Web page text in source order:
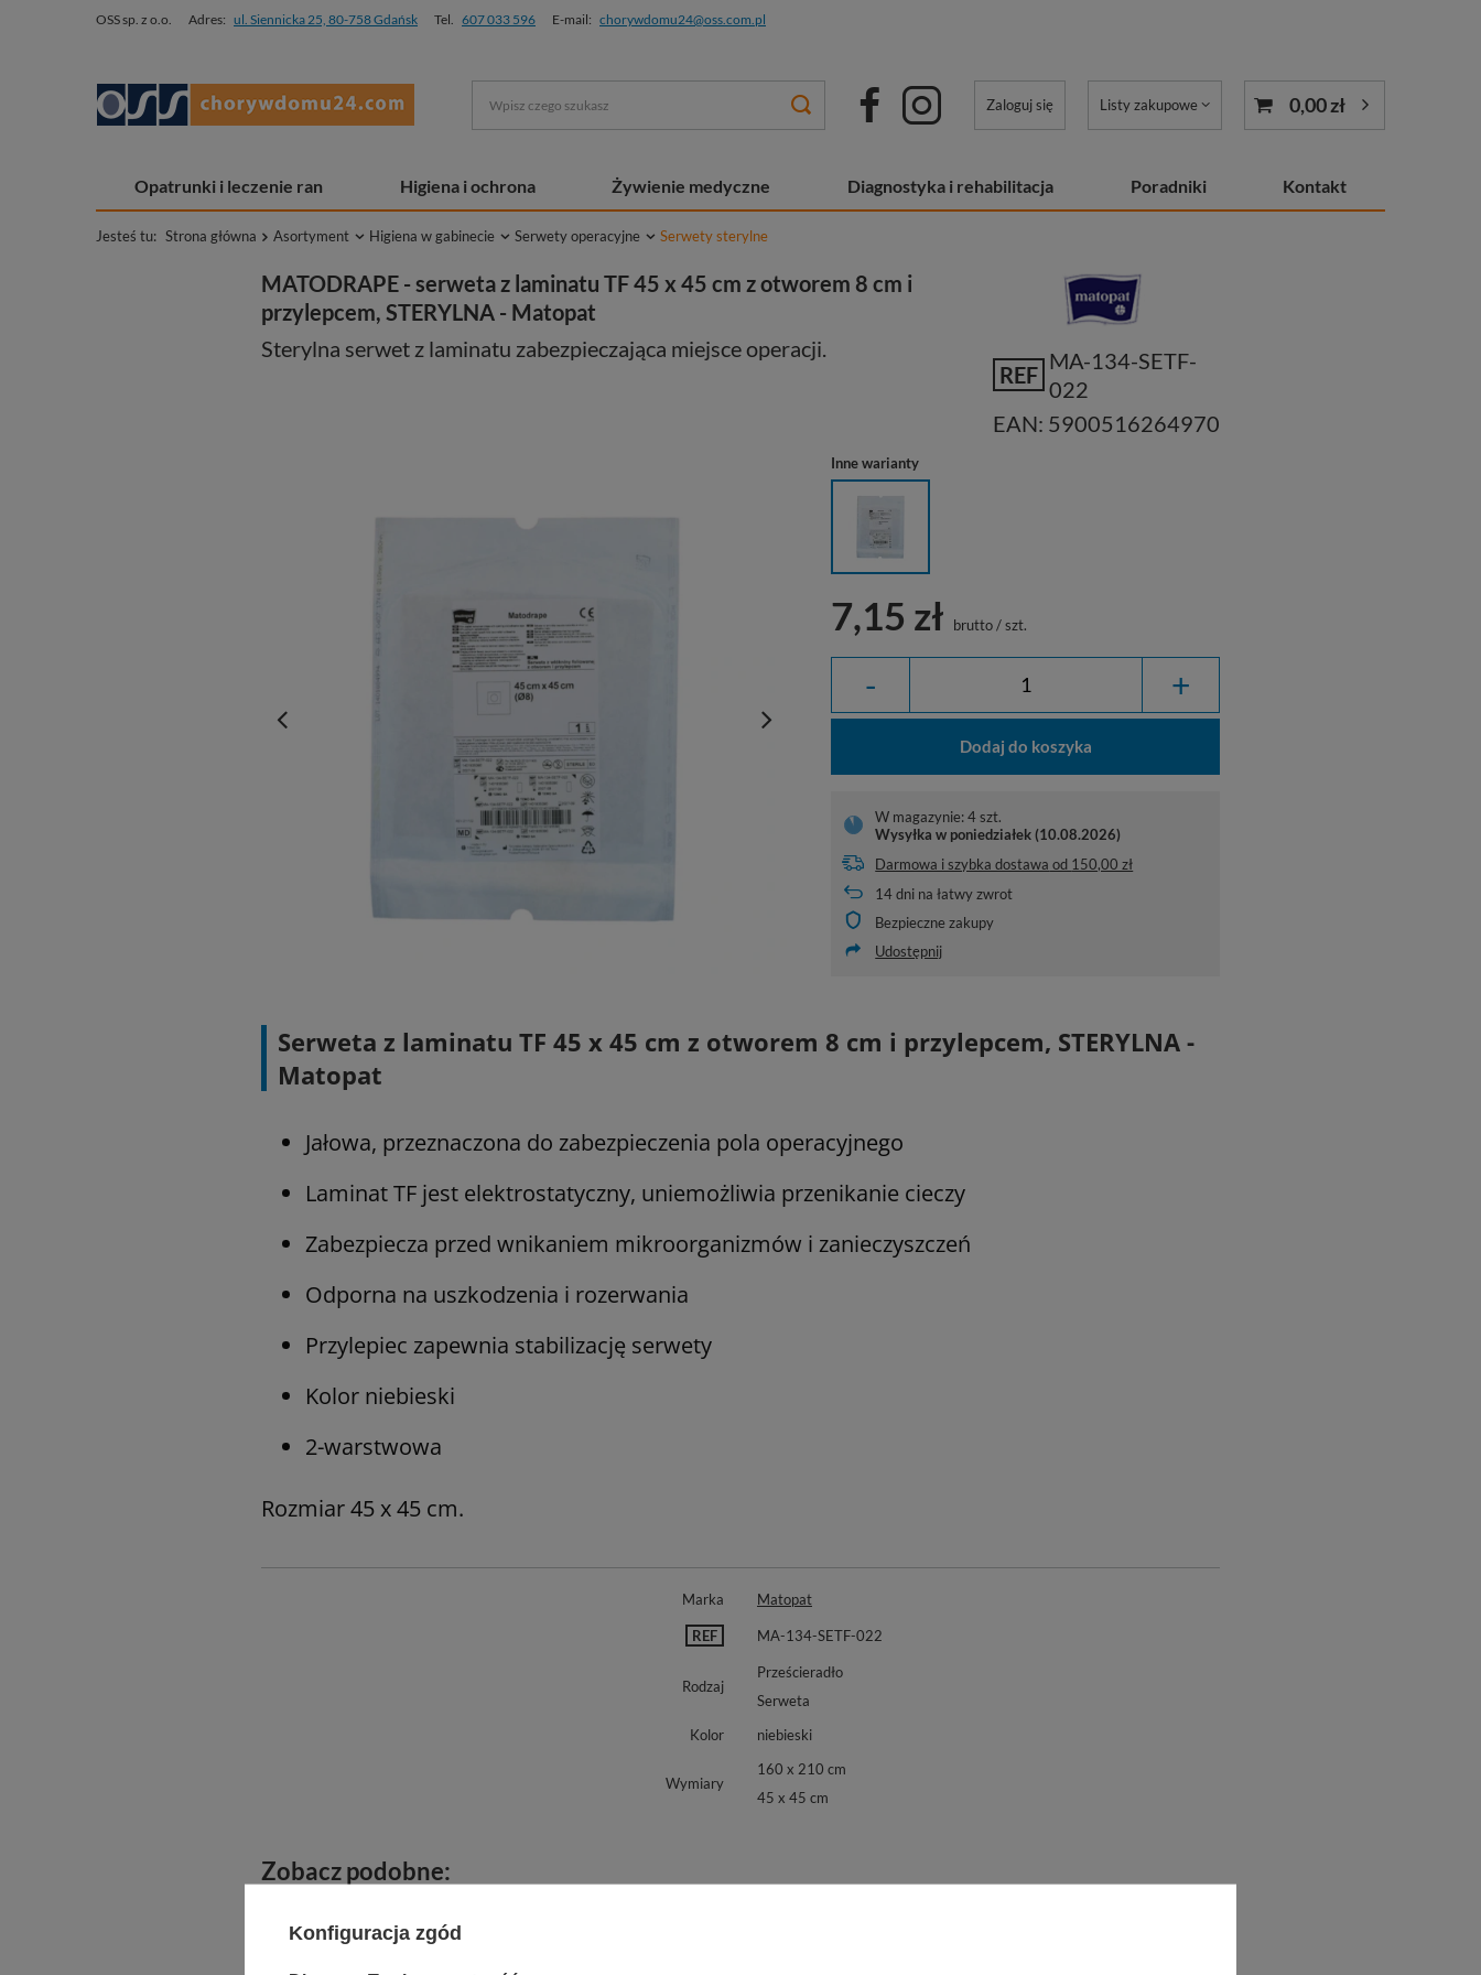
OSS sp. z o.o. Adres: ul. Siennicka 25, 80-758 Gdańsk Tel. 607 033 596 E-mail: chorywdomu24@oss.com.pl
Zaloguj się Listy zakupowe 0,00 zł
Opatrunki i leczenie ran Higiena i ochrona Żywienie medyczne Diagnostyka i rehabilitacja Poradniki Kontakt
Jesteś tu: Strona główna Asortyment Higiena w gabinecie Serwety operacyjne Serwety sterylne
MATODRAPE - serweta z laminatu TF 45 x 45 cm z otworem 8 cm i
przylepcem, STERYLNA - Matopat
Sterylna serwet z laminatu zabezpieczająca miejsce operacji.
REF
MA-134-SETF-
022
EAN: 5900516264970
Inne warianty
7,15 zł brutto/szt.
- +
Dodaj do koszyka
W magazynie: 4 szt.
Wysyłkaw poniedziałek (10.08.2026)
Darmowa i szybka dostawa od 150,00 zł
14dni na łatwy zwrot
Bezpieczne zakupy
Udostępnij
Serweta z laminatu TF 45 x 45 cm z otworem 8 cm i przylepcem, STERYLNA -
Matopat
Jałowa, przeznaczona do zabezpieczenia pola operacyjnego
Laminat TF jest elektrostatyczny, uniemożliwia przenikanie cieczy
Zabezpiecza przed wnikaniem mikroorganizmów i zanieczyszczeń
Odporna na uszkodzenia i rozerwania
Przylepiec zapewnia stabilizację serwety
Kolor niebieski
2-warstwowa
Rozmiar 45 x 45 cm.
Marka Matopat
REF MA-134-SETF-022
Rodzaj
Prześcieradło
Serweta
Kolor
niebieski
Wymiary
160 x 210 cm
45 x 45 cm
Zobacz podobne:
Konfiguracja zgód